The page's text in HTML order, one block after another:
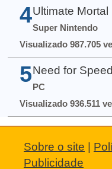
4 Ultimate Mortal
Super Nintendo
Visualizado 987.705
5 Need for
PC
Visualizado 936.511
Sobre o site |
Publicidade